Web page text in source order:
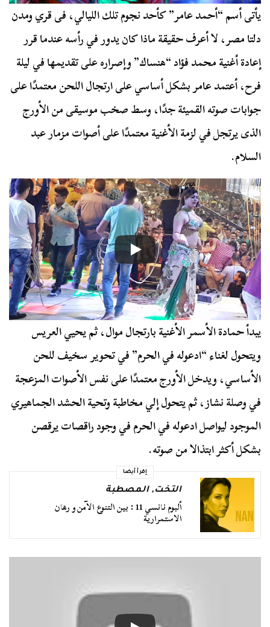
يأتى أسم “أحمد عامر” كأحد نجوم تلك الليالي، فى قري ومدن
دلتا مصر، لا أعرف حقيقة ماذا كان يدور في رأسه عندما قرر
إعادة أغنية محمد فؤاد “هنساك” وإصراره على تقديمها في ليلة
فرح، أعتمد عامر بشكل أساسي على ارتجال اللحن معتمدًا على
جوابات صوته القميئة جدًا، وسط صخب موسيقى من الأورج
الذى يرتجل في لزمة الأغنية معتمدًا على أصوات مزمار عبد
السلام.
يبدأ حمادة الأسمر الأغنية بارتجال موال، ثم يحيي العريس
ويتحول لغناء “ادعوله في الحرم” في تحوير سخيف للحن
الأساسي، ويدخل الأورج معتمدًا على نفس الأصوات المزعجة
في وصلة نشاز، ثم يتحول إلي مخاطبة وتحية الحشد الجماهيري
الموجود ليواصل ادعوله في الحرم في وجود راقصات يرقصن
بشكل أكثر ابتذالا من صوته.
إقرأ أيضا
التخت,المصطبة
ألبوم نانسي 11 : بين التنوع الآمن و رهان
الاستمرارية